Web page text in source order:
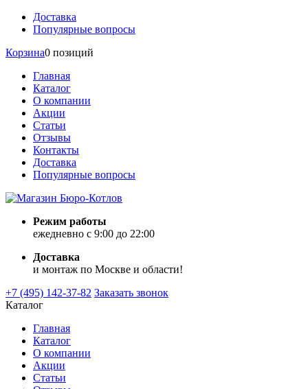
Доставка
Популярные вопросы
Корзина0 позиций
Главная
Каталог
О компании
Акции
Статьи
Отзывы
Контакты
Доставка
Популярные вопросы
Режим работы
ежедневно с 9:00 до 22:00
Доставка
и монтаж по Москве и области!
+7 (495) 142-37-82 Заказать звонок
Каталог
Главная
Каталог
О компании
Акции
Статьи